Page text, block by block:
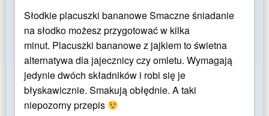
Słodkie placuszki bananowe Smaczne śniadanie
na słodko możesz przygotować w kilka
minut. Placuszki bananowe z jajkiem to świetna
alternatywa dla jajecznicy czy omletu. Wymagają
jedynie dwóch składników i robi się je
błyskawicznie. Smakują obłędnie. A taki
niepozorny przepis